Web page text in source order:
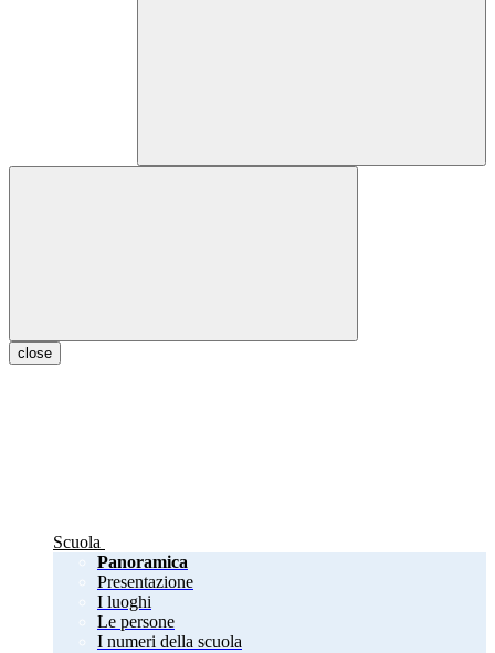
close
Scuola
Panoramica
Presentazione
I luoghi
Le persone
I numeri della scuola